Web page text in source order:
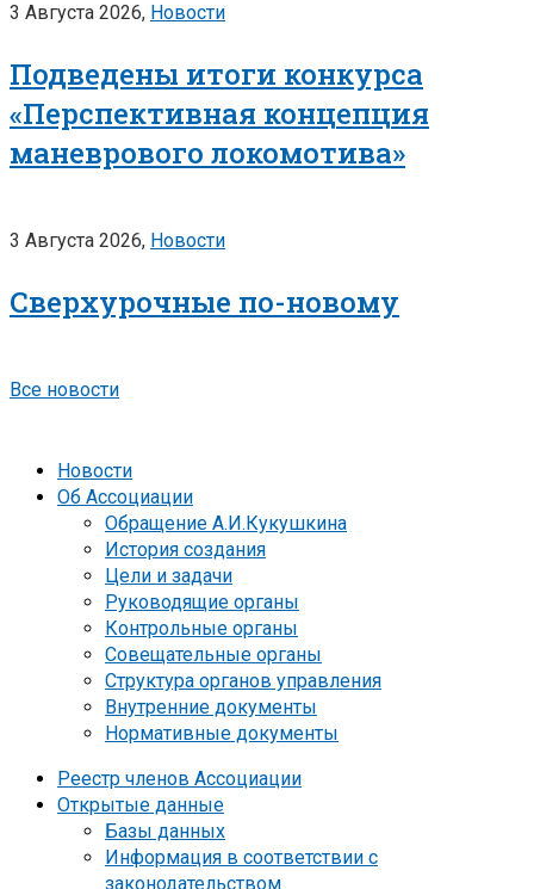
3 Августа 2026, Новости
Подведены итоги конкурса
«Перспективная концепция
маневрового локомотива»
3 Августа 2026, Новости
Сверхурочные по-новому
Все новости
Новости
Об Ассоциации
Обращение А.И.Кукушкина
История создания
Цели и задачи
Руководящие органы
Контрольные органы
Совещательные органы
Структура органов управления
Внутренние документы
Нормативные документы
Реестр членов Ассоциации
Открытые данные
Базы данных
Информация в соответствии с
законодательством